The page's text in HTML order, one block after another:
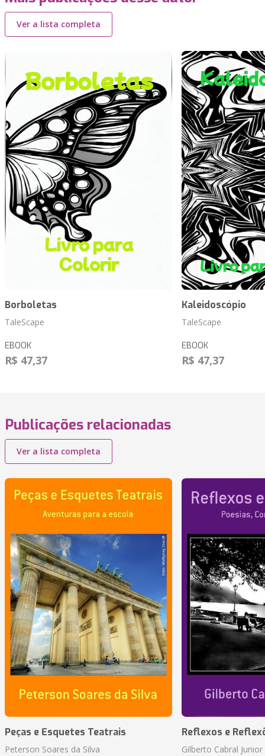
Ver a lista completa
Borboletas
TaleScape
EBOOK
R$ 47,37
Kaleidoscópio
TaleScape
EBOOK
R$ 47,37
Publicações relacionadas
Ver a lista completa
Peças e Esquetes Teatrais
Peterson Soares da Silva
Reflexos e
Gilberto Cabral Junior